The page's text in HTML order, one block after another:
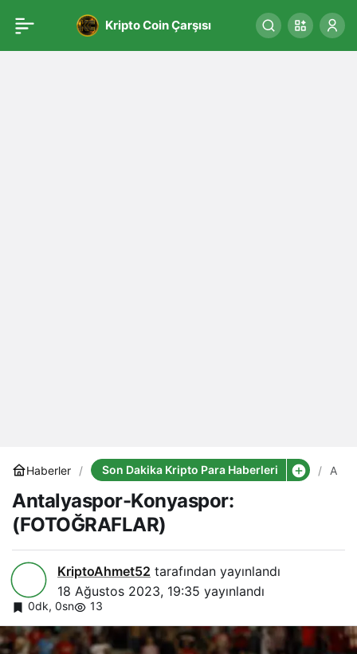
Kripto Coin Çarşısı
Haberler Son Dakika Kripto Para Haberleri
Antalyaspor-Konyaspor:
(FOTOĞRAFLAR)
KriptoAhmet52 tarafından yayınlandı
18 Ağustos 2023, 19:35 yayınlandı
0dk, 0sn 13